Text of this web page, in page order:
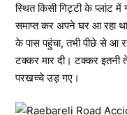
स्थित किसी गिट्टी के प्लांट में
समाप्त कर अपने घर आ रहा
के पास पहुंचा, तभी पीछे से आ
टक्कर मार दी। टक्कर इतनी
परखच्चे उड़ गए।